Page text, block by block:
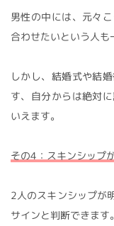
男性の中には、元々
合わせたいという人も
しかし、結婚式や結
す、自分からは絶対
いえます。
その4：スキンシップ
2人のスキンシップが
サインと判断できます。